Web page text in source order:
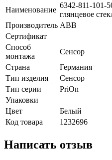
Наименование
6342-811-101-
глянцевое
Производитель ABB
Сертификат
Способ
монтажа
Сенсор
Страна
Германия
Тип изделия
Сенсор
Тип серии
PriOn
Упаковки
Цвет
Белый
Код товара
1232696
Написать отзыв